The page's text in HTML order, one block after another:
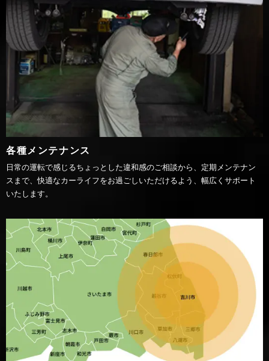
各種メンテナンス
日常の運転で感じるちょっとした違和感のご相談から、定期メンテナン
スまで、快適なカーライフをお過ごしいただけるよう、幅広くサポート
いたします。